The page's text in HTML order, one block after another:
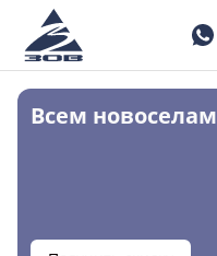
Всем новоселам